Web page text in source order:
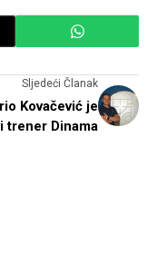
Sljedeći Članak
Kovačević je
trener Dinama